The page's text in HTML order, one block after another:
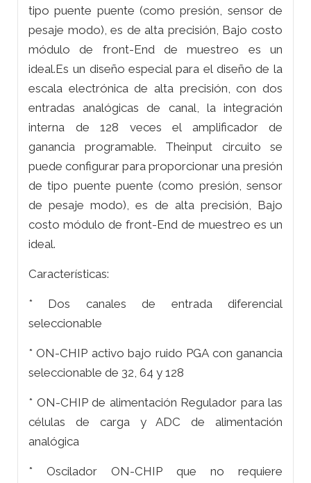
tipo puente puente (como presión, sensor de
pesaje modo), es de alta precisión, Bajo costo
módulo de front-End de muestreo es un
ideal.Es un diseño especial para el diseño de la
escala electrónica de alta precisión, con dos
entradas analógicas de canal, la integración
interna de 128 veces el amplificador de
ganancia programable. Theinput circuito se
puede configurar para proporcionar una presión
de tipo puente puente (como presión, sensor
de pesaje modo), es de alta precisión, Bajo
costo módulo de front-End de muestreo es un
ideal.
Características:
* Dos canales de entrada diferencial
seleccionable
* ON-CHIP activo bajo ruido PGA con ganancia
seleccionable de 32, 64 y 128
* ON-CHIP de alimentación Regulador para las
células de carga y ADC de alimentación
analógica
* Oscilador ON-CHIP que no requiere